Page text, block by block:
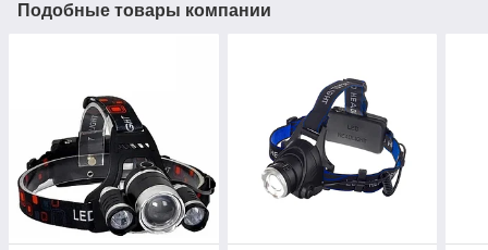
Подобные товары компании